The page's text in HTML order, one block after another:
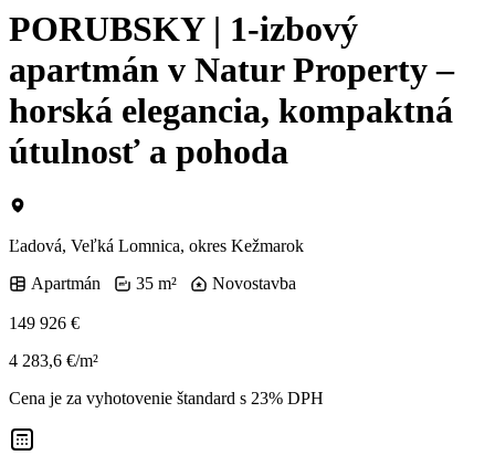
PORUBSKY | 1-izbový
apartmán v Natur Property –
horská elegancia, kompaktná
útulnosť a pohoda
Ľadová, Veľká Lomnica, okres Kežmarok
Apartmán
35 m² Novostavba
149 926 €
4 283,6 €/m²
Cena je za vyhotovenie štandard s 23% DPH